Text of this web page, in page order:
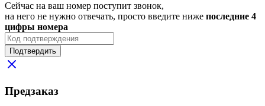
Сейчас на ваш номер поступит звонок,
на него не нужно отвечать, просто введите ниже последние 4
цифры номера
Подтвердить
Предзаказ